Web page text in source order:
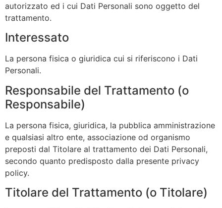
autorizzato ed i cui Dati Personali sono oggetto del
trattamento.
Interessato
La persona fisica o giuridica cui si riferiscono i Dati
Personali.
Responsabile del Trattamento (o
Responsabile)
La persona fisica, giuridica, la pubblica amministrazione
e qualsiasi altro ente, associazione od organismo
preposti dal Titolare al trattamento dei Dati Personali,
secondo quanto predisposto dalla presente privacy
policy.
Titolare del Trattamento (o Titolare)